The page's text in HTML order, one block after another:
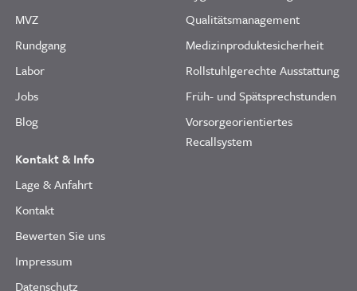
MVZ
Rundgang
Labor
Jobs
Blog
Kontakt & Info
Lage & Anfahrt
Kontakt
Bewerten Sie uns
Impressum
Datenschutz
Qualitätsmanagement
Medizinproduktesicherheit
Rollstuhlgerechte Ausstattung
Früh- und Spätsprechstunden
Vorsorgeorientiertes
Recallsystem